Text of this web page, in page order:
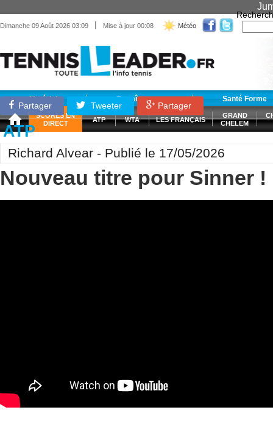
Dimanche 09 Août 2026 03:09 | Mise à jour 00:08 Météo
Matériel Entraînement Santé Forme
SCORES EN
DIRECT
ATP WTA LES FRANÇAIS
GRAND
CHELEM
Partager Tweeter Partager
ATP
Richard Alvear - Publié le 17/05/2026
Nouveau titre pour Sinner !